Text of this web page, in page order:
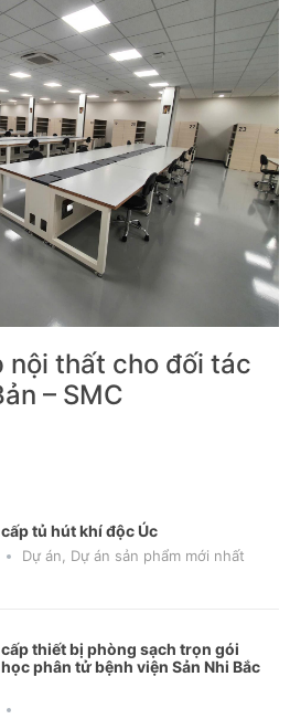
nội thất cho đối tác
– SMC
tủ hút khí độc Úc
Dự án Dự án sản phẩm mới nhất
thiết bị phòng sạch trọn gói
phân tử bệnh viện Sản Nhi Bắc